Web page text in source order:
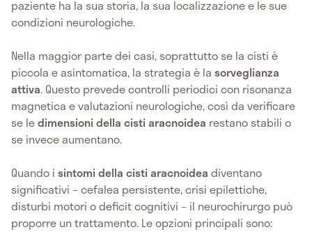
paziente ha la sua storia, la sua localizzazione e le sue
condizioni neurologiche.
Nella maggior parte dei casi, soprattutto se la cisti è
piccola e asintomatica, la strategia è la sorveglianza
attiva. Questo prevede controlli periodici con risonanza
magnetica e valutazioni neurologiche, così da verificare
se ledimensioni della cisti aracnoidea restano stabili o
se invece aumentano.
Quando i sintomi della cisti aracnoidea diventano
significativi – cefalea persistente, crisi epilettiche,
disturbi motori o deficit cognitivi – il neurochirurgo può
proporre un trattamento. Le opzioni principali sono: